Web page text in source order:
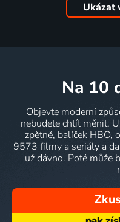
Ukázat
na 10
Objevte moderní
nebudete chtít měnit.
zpětně, balíček HBO,
9573 filmy a seriály a
už dávno. Poté může